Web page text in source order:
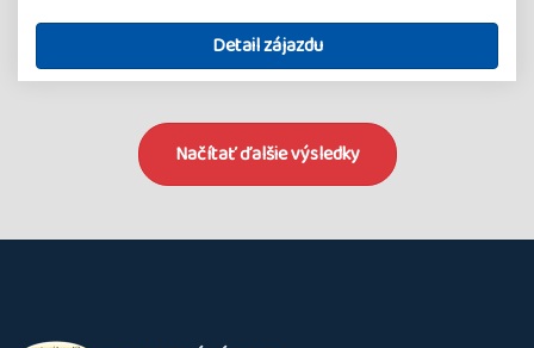
Detail zájazdu
Načítať ďalšie výsledky